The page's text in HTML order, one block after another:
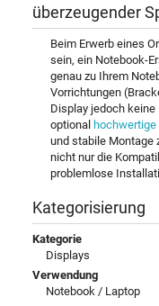
überzeugender
Beim Erwerb eines
sein, ein Notebook-
genau zu Ihrem
Vorrichtungen
Display jedoch
optional
und stabile Montage
nicht nur die
problemlose
Kategorisierung
Kategorie
Displays
Verwendung
Notebook / Laptop